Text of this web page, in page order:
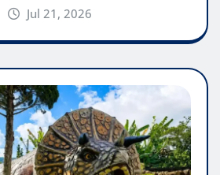
Jul 21, 2026